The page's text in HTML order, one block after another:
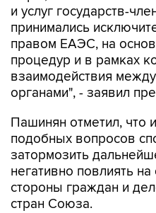
и услуг государств-
принимались
правом ЕАЭС, на
процедур и в рамках
взаимодействия
органами", - заявил
Пашинян отметил, что
подобных вопросов
затормозить
негативно повлиять
стороны граждан и
стран Союза.